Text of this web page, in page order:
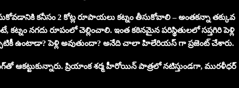
కనీసం 2 కోట్ల రూపాయలు కట్నం తీసుకోవాలి – అంతకన్నా తక్కువ
నగదు రూపంలో చెల్లించాలి. ఇంత కఠినమైన పరిస్థితులలో సప్తగిరి పెళ్లి
ఉంటాడా? పెళ్లి అవుతుందా? అనేది చాలా హిలేరియస్ గా ప్రజెంట్ చేశారు.
ఆకట్టుకున్నారు. ప్రియాంక శర్మ హీరోయిన్ పాత్రలో నటిస్తుండగా, మురళీధర్